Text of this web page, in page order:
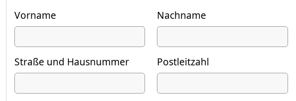
Vorname
Nachname
Straße und Hausnummer Postleitzahl